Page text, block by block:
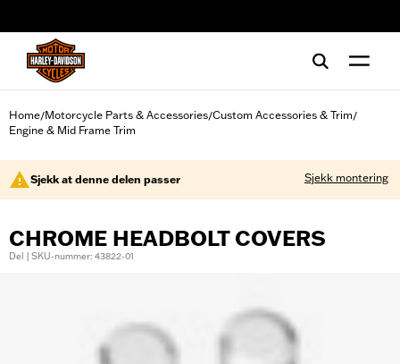
Home/Motorcycle Parts & Accessories/Custom Accessories & Trim/
Engine & Mid Frame Trim
Sjekk at denne delen passer Sjekk montering
CHROME HEADBOLT COVERS
Del | SKU-nummer: 43822-01